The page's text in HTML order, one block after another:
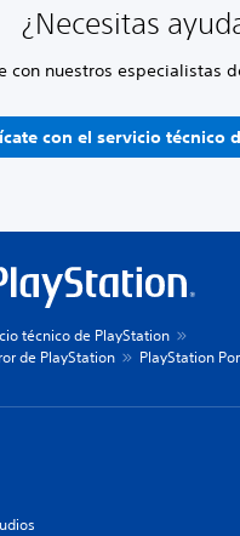
¿Necesitas
con nuestros especialistas
con el servicio técnico
técnico de PlayStation
de PlayStation
PlayStation